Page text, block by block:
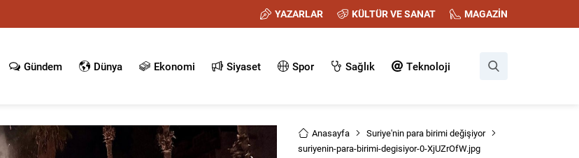
YAZARLAR KÜLTÜR VE SANAT MAGAZİN
Gündem Dünya Ekonomi Siyaset Spor Sağlık Teknoloji
Anasayfa
Suriye'nin para birimi değişiyor
suriyenin-para-birimi-degisiyor-0-XjUZrOfW.jpg